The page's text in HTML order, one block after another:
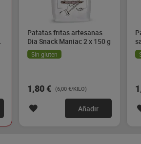
Patatas fritas artesanas
Dia Snack Maniac 2 x 150 g
Sin gluten
1,80 € (6,00 €/KILO)
Añadir